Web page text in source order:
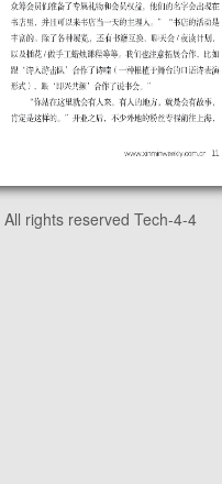
All rights reserved Tech-4-4